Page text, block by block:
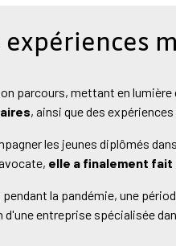
parcours, mettant en
, ainsi que des
les jeunes diplômés
elle a finalement fait
la pandémie, une
entreprise spécialisée